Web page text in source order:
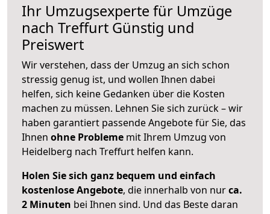
Ihr Umzugsexperte für Umzüge
nach Treffurt Günstig und
Preiswert
Wir verstehen, dass der Umzug an sich schon
stressig genug ist, und wollen Ihnen dabei
helfen, sich keine Gedanken über die Kosten
machen zu müssen. Lehnen Sie sich zurück – wir
haben garantiert passende Angebote für Sie, das
Ihnen ohne Probleme mit Ihrem Umzug von
Heidelberg nach Treffurt helfen kann.
Holen Sie sich ganz bequem und einfach
kostenlose Angebote, die innerhalb von nurca.
2 Minuten bei Ihnen sind. Und das Beste daran